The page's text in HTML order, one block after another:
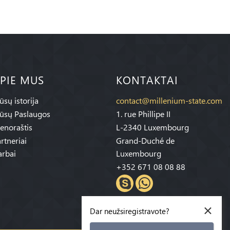
MUS
istorija
Paslaugos
KONTAKTAI
contact@millenium-state.com
1. rue Phillipe II
L-2340 Luxembourg
Grand-Duché de
Luxembourg
+352 671 08 08 88
×
Dar neužsiregistravote?